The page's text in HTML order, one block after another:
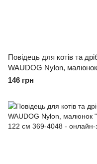
Повідець для котів та
WAUDOG Nylon,
146 грн